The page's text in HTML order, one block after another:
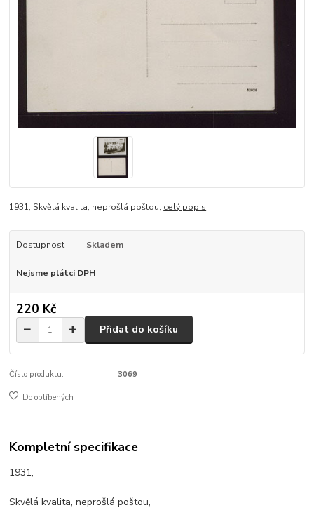
1931, Skvělá kvalita, neprošlá poštou, celý popis
Dostupnost Skladem
Nejsme plátci DPH
220 Kč
Přidat do košíku
Číslo produktu: 3069
Do oblíbených
Kompletní specifikace
1931,
Skvělá kvalita, neprošlá poštou,